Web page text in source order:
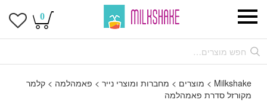
0
Milkshake
> מוצרים > מחברות ומוצרי נייר > פאמהלמה >קלמר
מקורזל סדרת פאמהלמה